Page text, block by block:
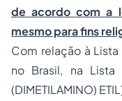
de acordo com a
mesmo para fins
Com relação à
no Brasil, na
(DIMETILAMINO)